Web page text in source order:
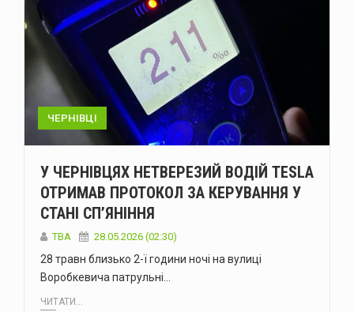
ЧЕРНІВЦІ
У ЧЕРНІВЦЯХ НЕТВЕРЕЗИЙ ВОДІЙ TESLA
ОТРИМАВ ПРОТОКОЛ ЗА КЕРУВАННЯ У
СТАНІ СП’ЯНІННЯ
ТВА 28.05.2026 (02:30)
28 травн близько 2-ї години ночі на вулиці
Воробкевича патрульні…
ЧИТАТИ...